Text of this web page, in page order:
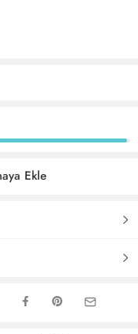
Ekle